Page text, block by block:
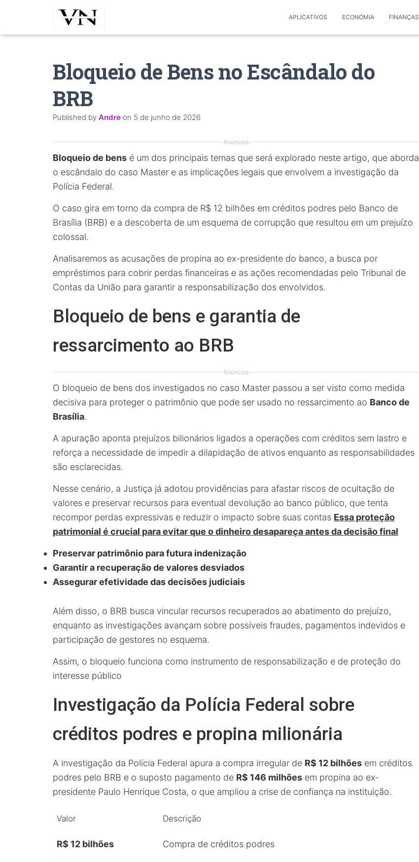
APLICATIVOS ECONOMIA FINANÇAS
Bloqueio de Bens no Escândalo do
BRB
Published by Andre on 5 de junho de 2026
Anúncios
Bloqueio de bens é um dos principais temas que será explorado neste artigo, que aborda
o escândalo do caso Master e as implicações legais que envolvem a investigação da
Polícia Federal.
O caso gira em torno da compra de R$ 12 bilhões em créditos podres pelo Banco de
Brasília (BRB) e a descoberta de um esquema de corrupção que resultou em um prejuízo
colossal.
Analisaremos as acusações de propina ao ex-presidente do banco, a busca por
empréstimos para cobrir perdas financeiras e as ações recomendadas pelo Tribunal de
Contas da União para garantir a responsabilização dos envolvidos.
Bloqueio de bens e garantia de
ressarcimento ao BRB
Anúncios
O bloqueio de bens dos investigados no caso Master passou a ser visto como medida
decisiva para proteger o patrimônio que pode ser usado no ressarcimento ao Banco de
Brasília.
A apuração aponta prejuízos bilionários ligados a operações com créditos sem lastro e
reforça a necessidade de impedir a dilapidação de ativos enquanto as responsabilidades
são esclarecidas.
Nesse cenário, a Justiça já adotou providências para afastar riscos de ocultação de
valores e preservar recursos para eventual devolução ao banco público, que tenta
recompor perdas expressivas e reduzir o impacto sobre suas contas Essa proteção
patrimonial é crucial para evitar que o dinheiro desapareça antes da decisão final
Preservar patrimônio para futura indenização
Garantir a recuperação de valores desviados
Assegurar efetividade das decisões judiciais
Além disso, o BRB busca vincular recursos recuperados ao abatimento do prejuízo,
enquanto as investigações avançam sobre possíveis fraudes, pagamentos indevidos e
participação de gestores no esquema.
Assim, o bloqueio funciona como instrumento de responsabilização e de proteção do
interesse público
Investigação da Polícia Federal sobre
créditos podres e propina milionária
A investigação da Polícia Federal apura a compra irregular de R$ 12 bilhões em créditos
podres pelo BRB e o suposto pagamento de R$ 146 milhões em propina ao ex-
presidente Paulo Henrique Costa, o que ampliou a crise de confiança na instituição.
Valor Descrição
R$ 12 bilhões Compra de créditos podres